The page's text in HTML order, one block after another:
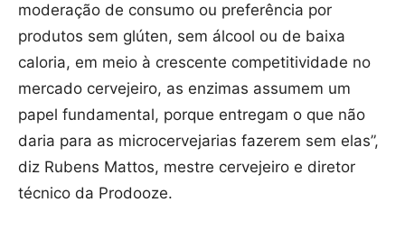
moderação de consumo ou preferência por
produtos sem glúten, sem álcool ou de baixa
caloria, em meio à crescente competitividade no
mercado cervejeiro, as enzimas assumem um
papel fundamental, porque entregam o que não
daria para as microcervejarias fazerem sem elas”,
diz Rubens Mattos, mestre cervejeiro e diretor
técnico da Prodooze.